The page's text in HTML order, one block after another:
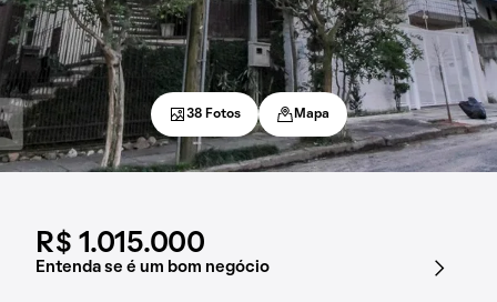
R$ 1.015.000
Entenda se é um bom negócio
38 Fotos Mapa